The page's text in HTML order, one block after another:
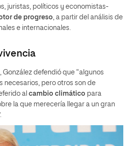
juristas, políticos y economistas-
de progreso , a partir del análisis de
e internacionales.
González defendió que “algunos
necesarios, pero otros son de
al cambio climático para
la que merecería llegar a un gran